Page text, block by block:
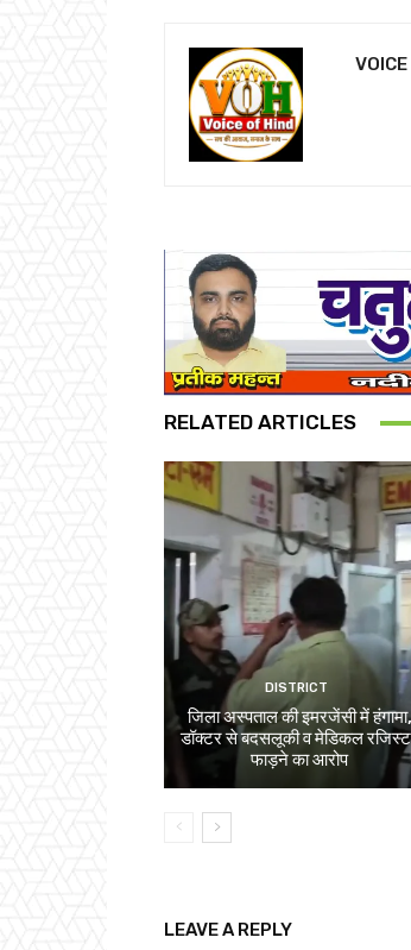
VOICE
RELATED ARTICLES
DISTRICT
जिला अस्पताल की इमरजेंसी में हंगामा,
डॉक्टर से बदसलूकी व मेडिकल
फाड़ने का आरोप
LEAVE A REPLY